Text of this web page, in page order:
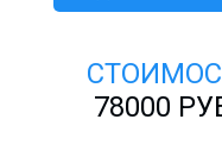
78000